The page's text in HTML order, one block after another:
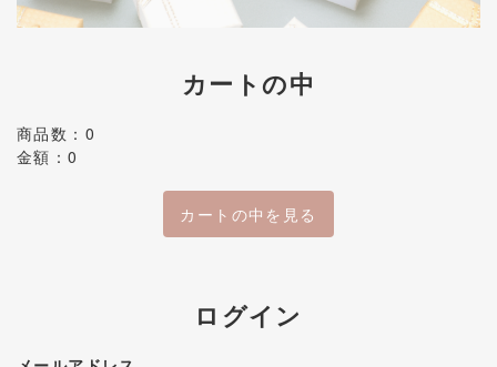
カートの中
商品数：0
金額：0
カートの中を見る
ログイン